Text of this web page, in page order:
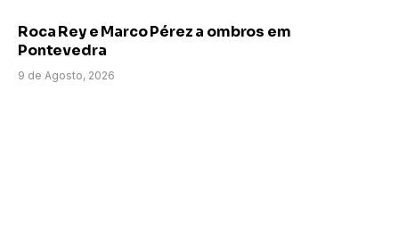
Roca Rey e Marco Pérez a ombros em
Pontevedra
9 de Agosto, 2026